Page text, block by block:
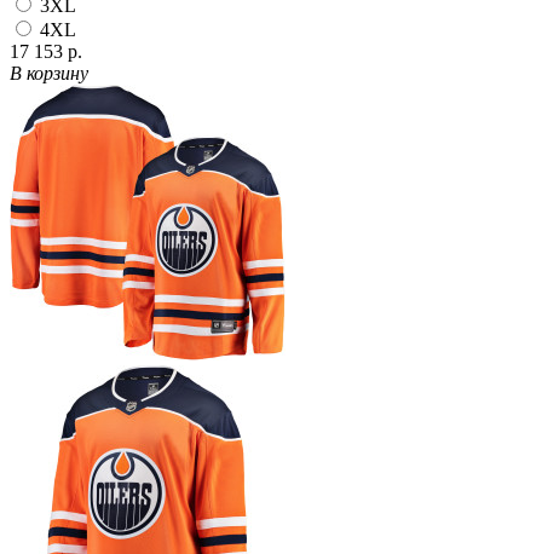
3XL
4XL
17 153 р.
В корзину